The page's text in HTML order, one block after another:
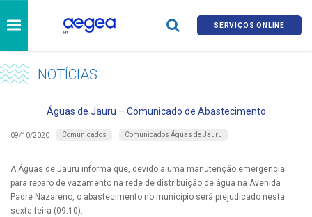
SERVIÇOS ONLINE
NOTÍCIAS
Águas de Jauru – Comunicado de Abastecimento
09/10/2020 Comunicados Comunicados Águas de Jauru
A Águas de Jauru informa que, devido a uma manutenção emergencial
para reparo de vazamento na rede de distribuição de água na Avenida
Padre Nazareno, o abastecimento no município será prejudicado nesta
sexta-feira (09.10).